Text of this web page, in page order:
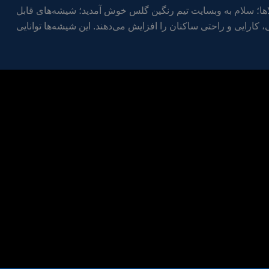
سلام به وبسایت تیم رنگین گلس خوش آمدید؛ شیشه‌های قابل
کارایی و راحتی ساکنان را افزایش می‌دهند. این شیشه‌ها توانایی